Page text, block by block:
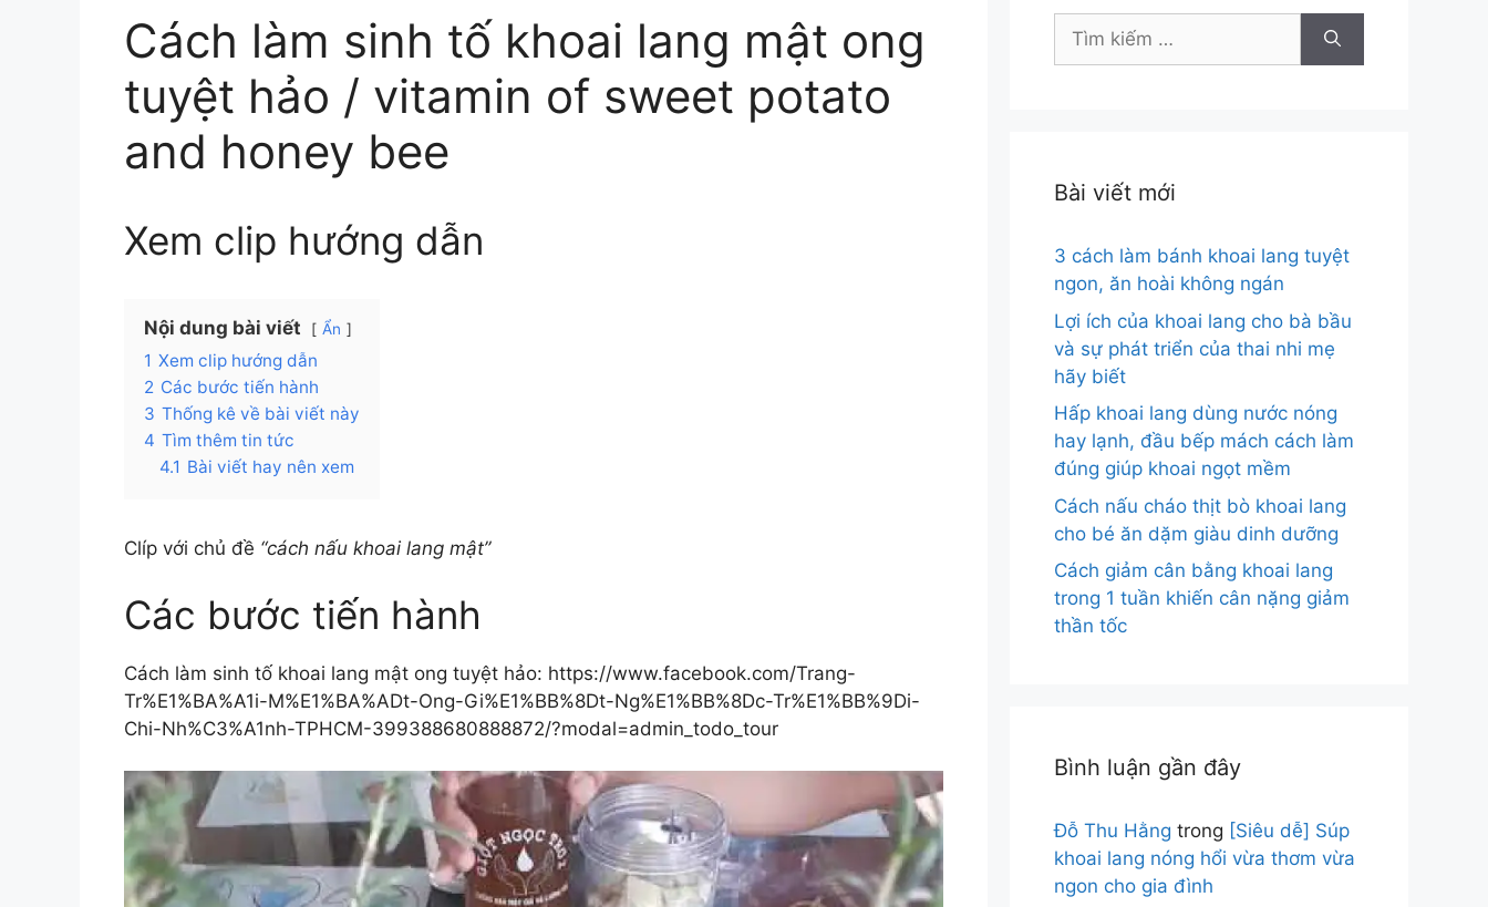
Cách làm sinh tố khoai lang mật ong
tuyệt hảo / vitamin of sweet potato
and honey bee
Xem clip hướng dẫn
Nội dung bài viết Ẩn
1 Xem clip hướng dẫn
2 Các bước tiến hành
3 Thống kê về bài viết này
4 Tìm thêm tin tức
4.1 Bài viết hay nên xem
Clíp với chủ đề “cách nấu khoai lang mật”
Các bước tiến hành
Cách làm sinh tố khoai lang mật ong tuyệt hảo: https://www.facebook.com/Trang-
Tr%E1%BA%A1i-M%E1%BA%ADt-Ong-Gi%E1%BB%8Dt-Ng%E1%BB%8Dc-Tr%E1%BB%9Di-
Chi-Nh%C3%A1nh-TPHCM-399388680888872/?modal=admin_todo_tour
Tìm
Bài viết mới
3 cách làm bánh khoai lang tuyệt
ngon, ăn hoài không ngán
Lợi ích của khoai lang cho bà bầu
và sự phát triển của thai nhi mẹ
hãy biết
Hấp khoai lang dùng nước nóng
hay lạnh, đầu bếp mách cách làm
đúng giúp khoai ngọt mềm
Cách nấu cháo thịt bò khoai lang
cho bé ăn dặm giàu dinh dưỡng
Cách giảm cân bằng khoai lang
trong 1 tuần khiến cân nặng giảm
thần tốc
Bình luận gần đây
Đỗ Thu Hằng trong [Siêu dễ] Súp
khoai lang nóng hổi vừa thơm vừa
ngon cho gia đình